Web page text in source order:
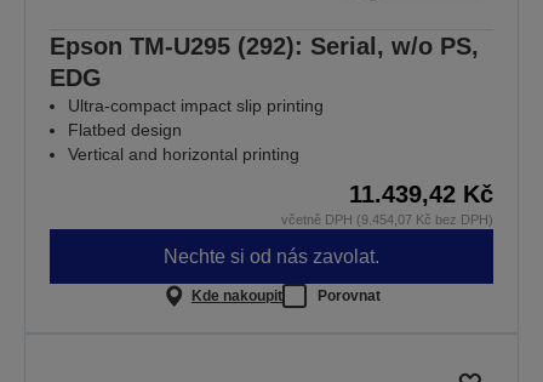
Epson TM-U295 (292): Serial, w/o PS,
EDG
Ultra-compact impact slip printing
Flatbed design
Vertical and horizontal printing
11.439,42 Kč
včetně DPH (9.454,07 Kč bez DPH)
Nechte si od nás zavolat.
Kde nakoupit Porovnat